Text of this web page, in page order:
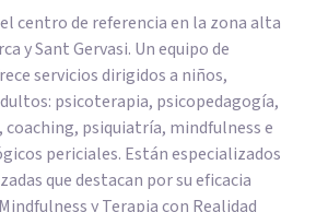
el centro de referencia en la zona alta
y Sant Gervasi. Un equipo de
servicios dirigidos a niños,
psicoterapia, psicopedagogía,
psiquiatría, mindfulness e
periciales. Están especializados
que destacan por su eficacia
y Terapia con Realidad